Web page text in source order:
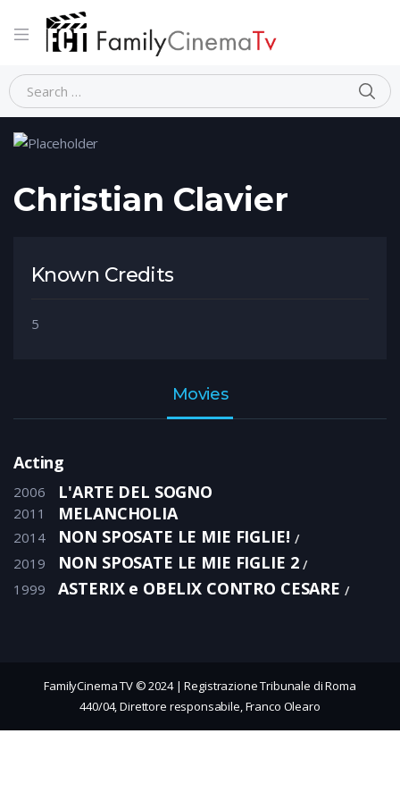
Home Person Christian Clavier
Christian Clavier
Known Credits
5
Movies
Acting
2006 L'ARTE DEL SOGNO
2011 MELANCHOLIA
2014 NON SPOSATE LE MIE FIGLIE!
2019 NON SPOSATE LE MIE FIGLIE 2
1999 ASTERIX e OBELIX CONTRO CESARE
FamilyCinema TV © 2024 | Registrazione Tribunale di Roma
440/04, Direttore responsabile, Franco Olearo